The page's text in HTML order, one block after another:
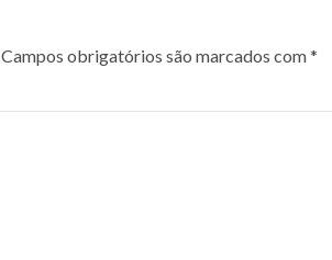
Campos obrigatórios são marcados com*